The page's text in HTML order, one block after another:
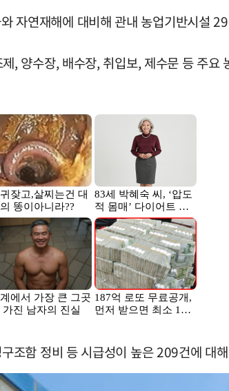
자연재해에 대비해 관내 농업기반시설
, 양수장, 배수장, 취입보, 제수문 등 주
조함 정비 등 시급성이 높은 209건에 대